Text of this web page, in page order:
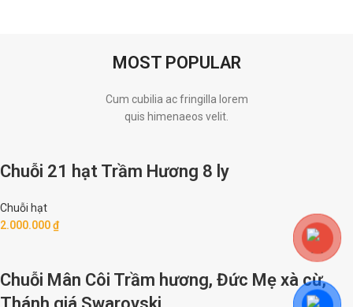
MOST POPULAR
Cum cubilia ac fringilla lorem
quis himenaeos velit.
Chuỗi 21 hạt Trầm Hương 8 ly
Chuỗi hạt
2.000.000₫
Chuỗi Mân Côi Trầm hương, Đức Mẹ xà cừ,